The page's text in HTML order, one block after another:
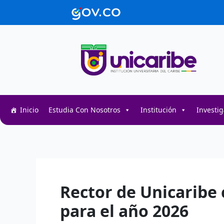
Inicio Estudia Con Nosotros Institución
Rector de
para el año 2026